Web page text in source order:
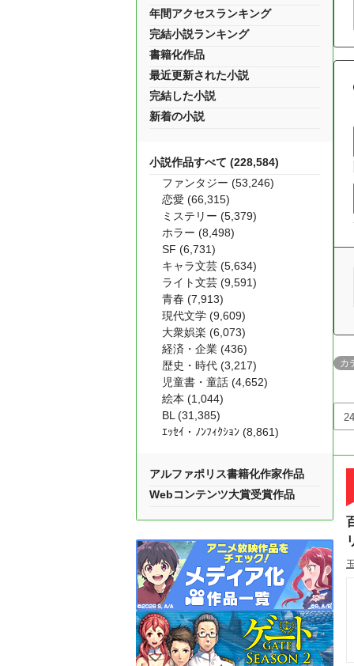
カ
年間アクセスランキング
完結小説ランキング
書籍化作品
最近更新された小説
完結した小説
新着の小説
小説作品すべて (228,584)
ファンタジー (53,246)
恋愛 (66,315)
ミステリー (5,379)
ホラー (8,498)
SF (6,731)
キャラ文芸 (5,634)
ライト文芸 (9,591)
青春 (7,913)
現代文学 (9,609)
大衆娯楽 (6,073)
経済・企業 (436)
歴史・時代 (3,217)
児童書・童話 (4,652)
絵本 (1,044)
BL (31,385)
ｴｯｾｲ・ﾉﾝﾌｨｸｼｮﾝ (8,861)
アルファポリス書籍化作家作品
Webコンテンツ大賞受賞作品